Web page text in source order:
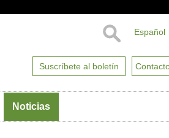
Español
Suscríbete al boletín
Noticias